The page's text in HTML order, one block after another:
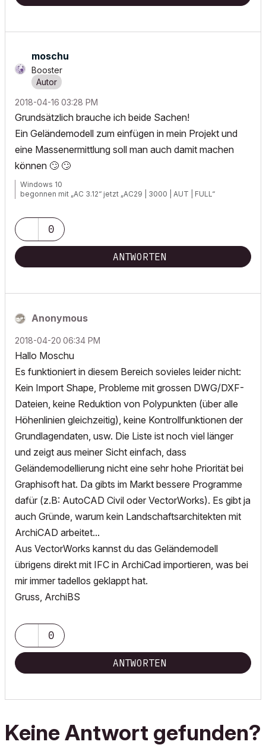
moschu
Booster
‎2018-04-16 03:28 PM
Grundsätzlich brauche ich beide Sachen!
Ein Geländemodell zum einfügen in mein Projekt und
eine Massenermittlung soll man auch damit machen
können 🙄 🙄
Windows 10
begonnen mit „AC 3.12“ jetzt „AC29 | 3000 | AUT | FULL“
0
ANTWORTEN
Anonymous
‎2018-04-20 06:34 PM
Hallo Moschu
Es funktioniert in diesem Bereich sovieles leider nicht:
Kein Import Shape, Probleme mit grossen DWG/DXF-
Dateien, keine Reduktion von Polypunkten (über alle
Höhenlinien gleichzeitig), keine Kontrollfunktionen der
Grundlagendaten, usw. Die Liste ist noch viel länger
und zeigt aus meiner Sicht einfach, dass
Geländemodellierung nicht eine sehr hohe Priorität bei
Graphisoft hat. Da gibts im Markt bessere Programme
dafür (z.B: AutoCAD Civil oder VectorWorks). Es gibt ja
auch Gründe, warum kein Landschaftsarchitekten mit
ArchiCAD arbeitet...
Aus VectorWorks kannst du das Geländemodell
übrigens direkt mit IFC in ArchiCad importieren, was bei
mir immer tadellos geklappt hat.
Gruss, ArchiBS
0
ANTWORTEN
Keine Antwort gefunden?